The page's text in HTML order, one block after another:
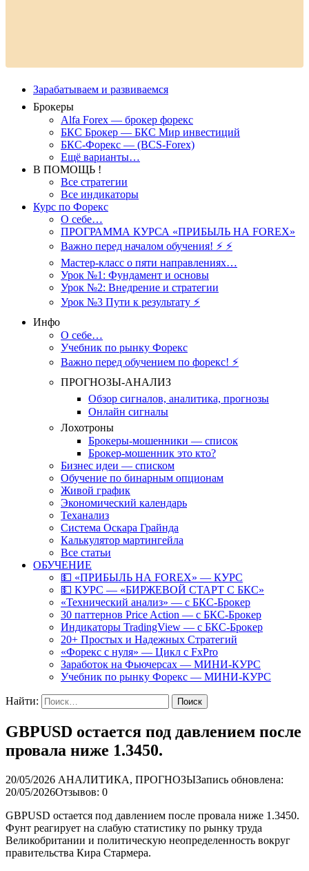
Зарабатываем и развиваемся
Брокеры
Alfa Forex — брокер форекс
БКС Брокер — БКС Мир инвестиций
БКС-Форекс — (BCS-Forex)
Ещё варианты…
В ПОМОЩЬ !
Все стратегии
Все индикаторы
Курс по Форекс
О себе…
ПРОГРАММА КУРСА «ПРИБЫЛЬ НА FOREX»
Важно перед началом обучения! ⚡ ⚡
Мастер-класс о пяти направлениях…
Урок №1: Фундамент и основы
Урок №2: Внедрение и стратегии
Урок №3 Пути к результату ⚡️
Инфо
О себе…
Учебник по рынку Форекс
Важно перед обучением по форекс! ⚡
ПРОГНОЗЫ-АНАЛИЗ
Обзор сигналов, аналитика, прогнозы
Онлайн сигналы
Лохотроны
Брокеры-мошенники — список
Брокер-мошенник это кто?
Бизнес идеи — списком
Обучение по бинарным опционам
Живой график
Экономический календарь
Теханализ
Система Оскара Грайнда
Калькулятор мартингейла
Все статьи
ОБУЧЕНИЕ
💵 «ПРИБЫЛЬ НА FOREX» — КУРС
💵 КУРС — «БИРЖЕВОЙ СТАРТ С БКС»
«Технический анализ» — с БКС-Брокер
30 паттернов Price Action — с БКС-Брокер
Индикаторы TradingView — с БКС-Брокер
20+ Простых и Надежных Стратегий
«Форекс с нуля» — Цикл с FxPro
Заработок на Фьючерсах — МИНИ-КУРС
Учебник по рынку Форекс — МИНИ-КУРС
Найти:
GBPUSD остается под давлением после
провала ниже 1.3450.
20/05/2026 АНАЛИТИКА, ПРОГНОЗЫЗапись обновлена:
20/05/2026Отзывов: 0
GBPUSD остается под давлением после провала ниже 1.3450.
Фунт реагирует на слабую статистику по рынку труда
Великобритании и политическую неопределенность вокруг
правительства Кира Стармера.